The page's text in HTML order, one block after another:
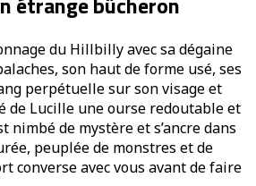
du Hillbilly avec sa dégaine
son haut de forme usé, ses
perpétuelle sur son visage et
de Lucille une ourse redoutable et
nimbé de mystère et s’ancre dans
peuplée de monstres et de
converse avec vous avant de faire